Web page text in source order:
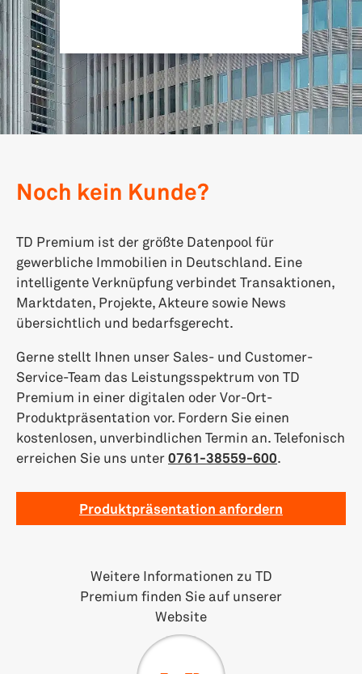
Noch kein Kunde?
TD Premium ist der größte Datenpool für
gewerbliche Immobilien in Deutschland. Eine
intelligente Verknüpfung verbindet Transaktionen,
Marktdaten, Projekte, Akteure sowie News
übersichtlich und bedarfsgerecht.
Gerne stellt Ihnen unser Sales- und Customer-
Service-Team das Leistungsspektrum von TD
Premium in einer digitalen oder Vor-Ort-
Produktpräsentation vor. Fordern Sie einen
kostenlosen, unverbindlichen Termin an. Telefonisch
erreichen Sie uns unter0761-38559-600.
Produktpräsentation anfordern
Weitere Informationen zu TD
Premium finden Sie auf unserer
Website